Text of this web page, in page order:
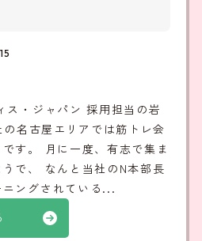
ス・ジャパン 採用担当の岩
名古屋エリアでは筋トレ会
す。 月に一度、有志で集ま
で、 なんと当社のN本部長
ングされている...